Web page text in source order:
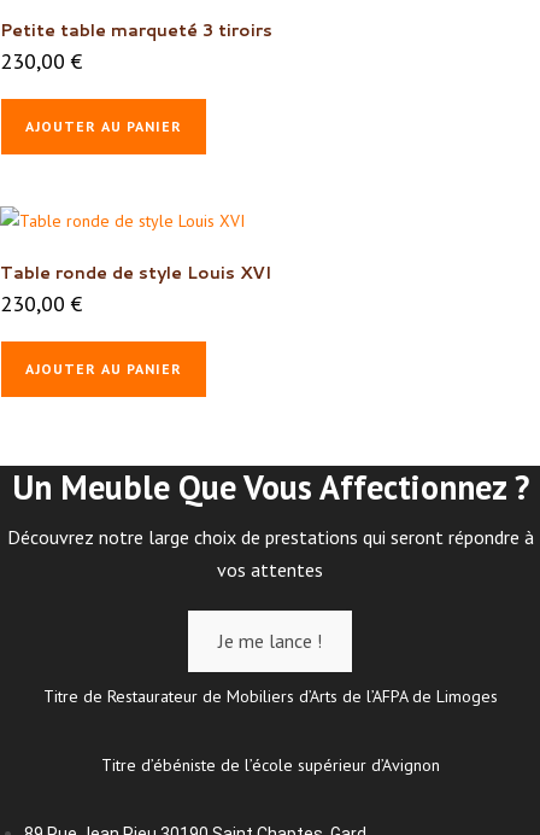
Petite table marqueté 3 tiroirs
230,00€
AJOUTER AU PANIER
Table ronde de style Louis XVI
230,00€
AJOUTER AU PANIER
Un Meuble Que Vous Affectionnez ?
Découvrez notre large choix de prestations qui seront répondre à
vos attentes
Je me lance !
Titre de Restaurateur de Mobiliers d’Arts de l’AFPA de Limoges
Titre d’ébéniste de l’école supérieur d’Avignon